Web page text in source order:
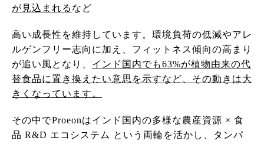
が見込まれる など
高い成長性を維持しています。環境負荷の低減やアレ
ルゲンフリー志向に加え、フィットネス傾向の高まり
が追い風となり、 インド国内でも63%が植物由来の代
替食品に置き換えたい意思を示すなど、その動きは大
きくなっています。
その中でProeonはインド国内の多様な農産資源 × 食
品 R&D エコシステム という両輪を活かし、タンパ